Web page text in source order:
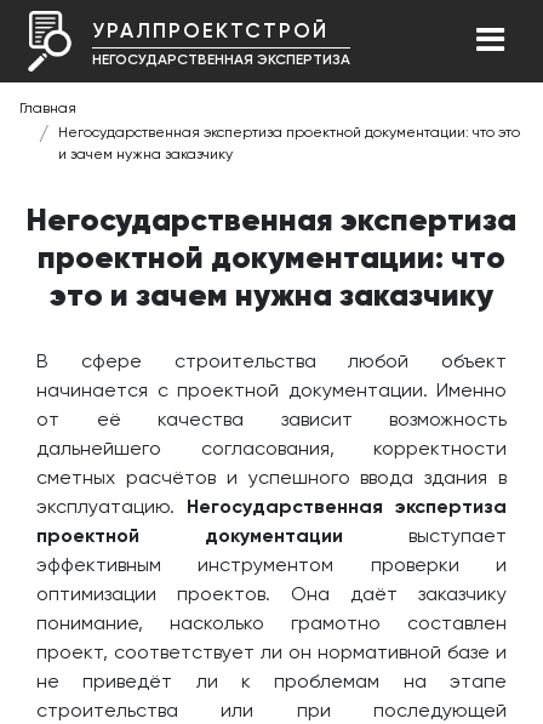
УРАЛПРОЕКТСТРОЙ
НЕГОСУДАРСТВЕННАЯ ЭКСПЕРТИЗА
Главная
Негосударственная экспертиза проектной документации: что это
и зачем нужна заказчику
Негосударственная экспертиза
проектной документации: что
это и зачем нужна заказчику
В сфере строительства любой объект
начинается с проектной документации. Именно
от её качества зависит возможность
дальнейшего согласования, корректности
сметных расчётов и успешного ввода здания в
эксплуатацию. Негосударственная экспертиза
проектной документации выступает
эффективным инструментом проверки и
оптимизации проектов. Она даёт заказчику
понимание, насколько грамотно составлен
проект, соответствует ли он нормативной базе и
не приведёт ли к проблемам на этапе
строительства или при последующей